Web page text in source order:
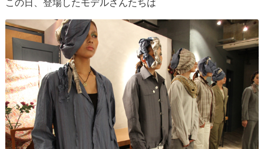
この日、登場したモデルさんたちは